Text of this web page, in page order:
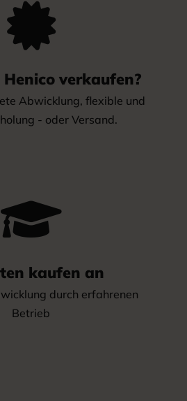

verkaufen?
Abwicklung, flexible und
- oder Versand.

kaufen an
durch erfahrenen
Betrieb